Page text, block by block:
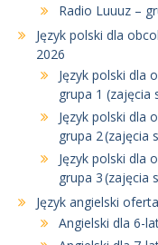
Radio Luuuz –
Język polski dla
2026
Język polski dla
grupa 1 (zajęcia
Język polski dla
grupa 2 (zajęcia
Język polski dla
grupa 3 (zajęcia
Język angielski
Angielski dla 6-